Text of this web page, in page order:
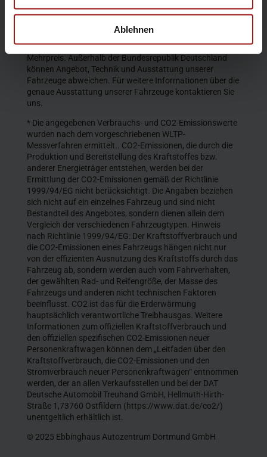
Ablehnen
entspricht dem Stand bei Veröffentlichung. Wir behalten
Die abgebildeten Farben geben den wirklichen Farbton nur
annähernd wieder. Gezeigte Sonderausstattungen gegen
Mehrpreis. Außerhalb der Bundesrepublik Deutschland
können Angebot, Technik und Ausstattung unserer
Fahrzeuge abweichen. Für weitere Informationen über die
genaue Ausstattung unserer Fahrzeuge kontaktieren Sie
uns.
* Die angegebenen Verbrauchs- und CO2-Emissionswerte
wurden nach dem vorgeschriebenen WLTP-
Messverfahren ermittelt.. CO2-Emissionen, die durch die
Produktion und Bereitstellung des Kraftstoffes bzw.
anderer Energieträger entstehen, werden bei der
Ermittlung der CO2-Emissionen gemäß der Richtlinie
1999/94/EG nicht berücksichtigt. Die Angaben beziehen
sich nicht auf ein einzelnes Fahrzeug und sind nicht
Bestandteil des Angebotes, sondern dienen allein dem
Vergleich der verschiedenen Fahrzeugtypen. Hinweis
nach Richtlinie 1999/94/EG: Der Kraftstoffverbrauch und
die CO2-Emissionen eines Fahrzeugs hängen nicht nur
von der effizienten Ausnutzung des Kraftstoffs durch das
Fahrzeug ab, sondern werden auch vom Fahrverhalten,
der gewählten Rad- und Reifengröße, der Masse des
Fahrzeugs und anderen nicht technischen Faktoren
beeinflusst. CO2 ist das für die Erderwärmung
hauptsächlich verantwortliche Treibhausgas. Weitere
Informationen zum offiziellen Kraftstoffverbrauch und
den offiziellen spezifischen CO2-Emissionen neuer
Personenkraftwagen können dem „Leitfaden über den
Kraftstoffverbrauch, die CO2-Emissionen und den
Stromverbrauch neuer Personenkraftwagen“ entnommen
werden, der an allen Verkaufsstellen und bei der DAT
Deutsche Automobil Treuhand GmbH, Hellmuth-Hirth-
Straße 1,73760 Ostfildern (https://www.dat.de/co2/)
unentgeltlich erhältlich ist.
© 2025 Ebbinghaus Autozentrum Dortmund GmbH